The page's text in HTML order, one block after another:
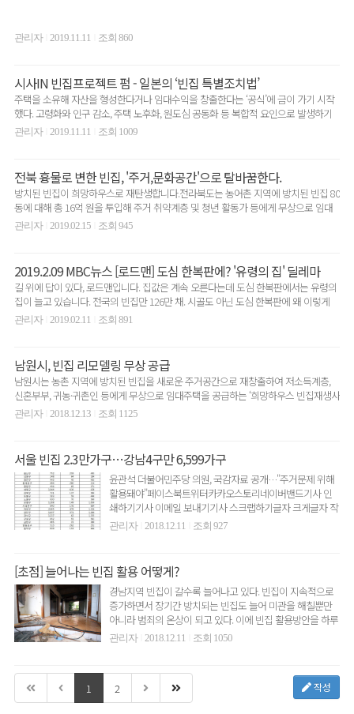
관리자 2019.11.11 조회 860
시사IN 빈집프로젝트 펌 - 일본의 ‘빈집 특별조치법’
주택을 소유해 자산을 형성한다거나 임대수익을 창출한다는 ‘공식’에 금이 가기 시작
했다. 고령화와 인구 감소, 주택 노후화, 원도심 공동화 등 복합적 요인으로 발생하기
시작한 빈집이..
관리자 2019.11.11 조회 1009
전북 흉물로 변한 빈집, '주거,문화공간'으로 탈바꿈한다.
방치된 빈집이 희망하우스로 재탄생합니다.전라북도는 농어촌 지역에 방치된 빈집 80
동에 대해 총 16억 원을 투입해 주거 취약계층 및 청년 활동가 등에게 무상으로 임대
하는 ‘희망하우..
관리자 2019.02.15 조회 945
2019.2.09 MBC뉴스 [로드맨] 도심 한복판에? '유령의 집' 딜레마
길 위에 답이 있다, 로드맨입니다. 집값은 계속 오른다는데 도심 한복판에서는 유령의
집이 늘고 있습니다. 전국의 빈집만 126만 채. 시골도 아닌 도심 한복판에 왜 이렇게
빈집이 ..
관리자 2019.02.11 조회 891
남원시, 빈집 리모델링 무상 공급
남원시는 농촌 지역에 방치된 빈집을 새로운 주거공간으로 재창출하여 저소득계층,
신혼부부, 귀농·귀촌인 등에게 무상으로 임대주택을 공급하는 ‘희망하우스 빈집재생사
업’을 시행한다.이번..
관리자 2018.12.13 조회 1125
서울 빈집 2.3만가구…강남4구만 6,599가구
윤관석 더불어민주당 의원, 국감자료 공개…"주거문제 위해
활용돼야"페이스북트위터카카오스토리네이버밴드기사 인
쇄하기기사 이메일 보내기기사 스크랩하기글자 크게글자 작
게2018년 6월 현..
관리자 2018.12.11 조회 927
[초점] 늘어나는 빈집 활용 어떻게?
경남지역 빈집이 갈수록 늘어나고 있다. 빈집이 지속적으로
증가하면서 장기간 방치되는 빈집도 늘어 미관을 해칠뿐만
아니라 범죄의 온상이 되고 있다. 이에 빈집 활용방안을 하루
빨리 마..
관리자 2018.12.11 조회 1050
1 2 작성